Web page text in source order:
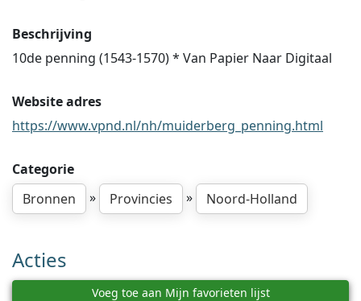
Beschrijving
10de penning (1543-1570) * Van Papier Naar Digitaal
Website adres
https://www.vpnd.nl/nh/muiderberg_penning.html
Categorie
Bronnen
» Provincies » Noord-Holland
Acties
Voeg toe aan Mijn favorieten lijst